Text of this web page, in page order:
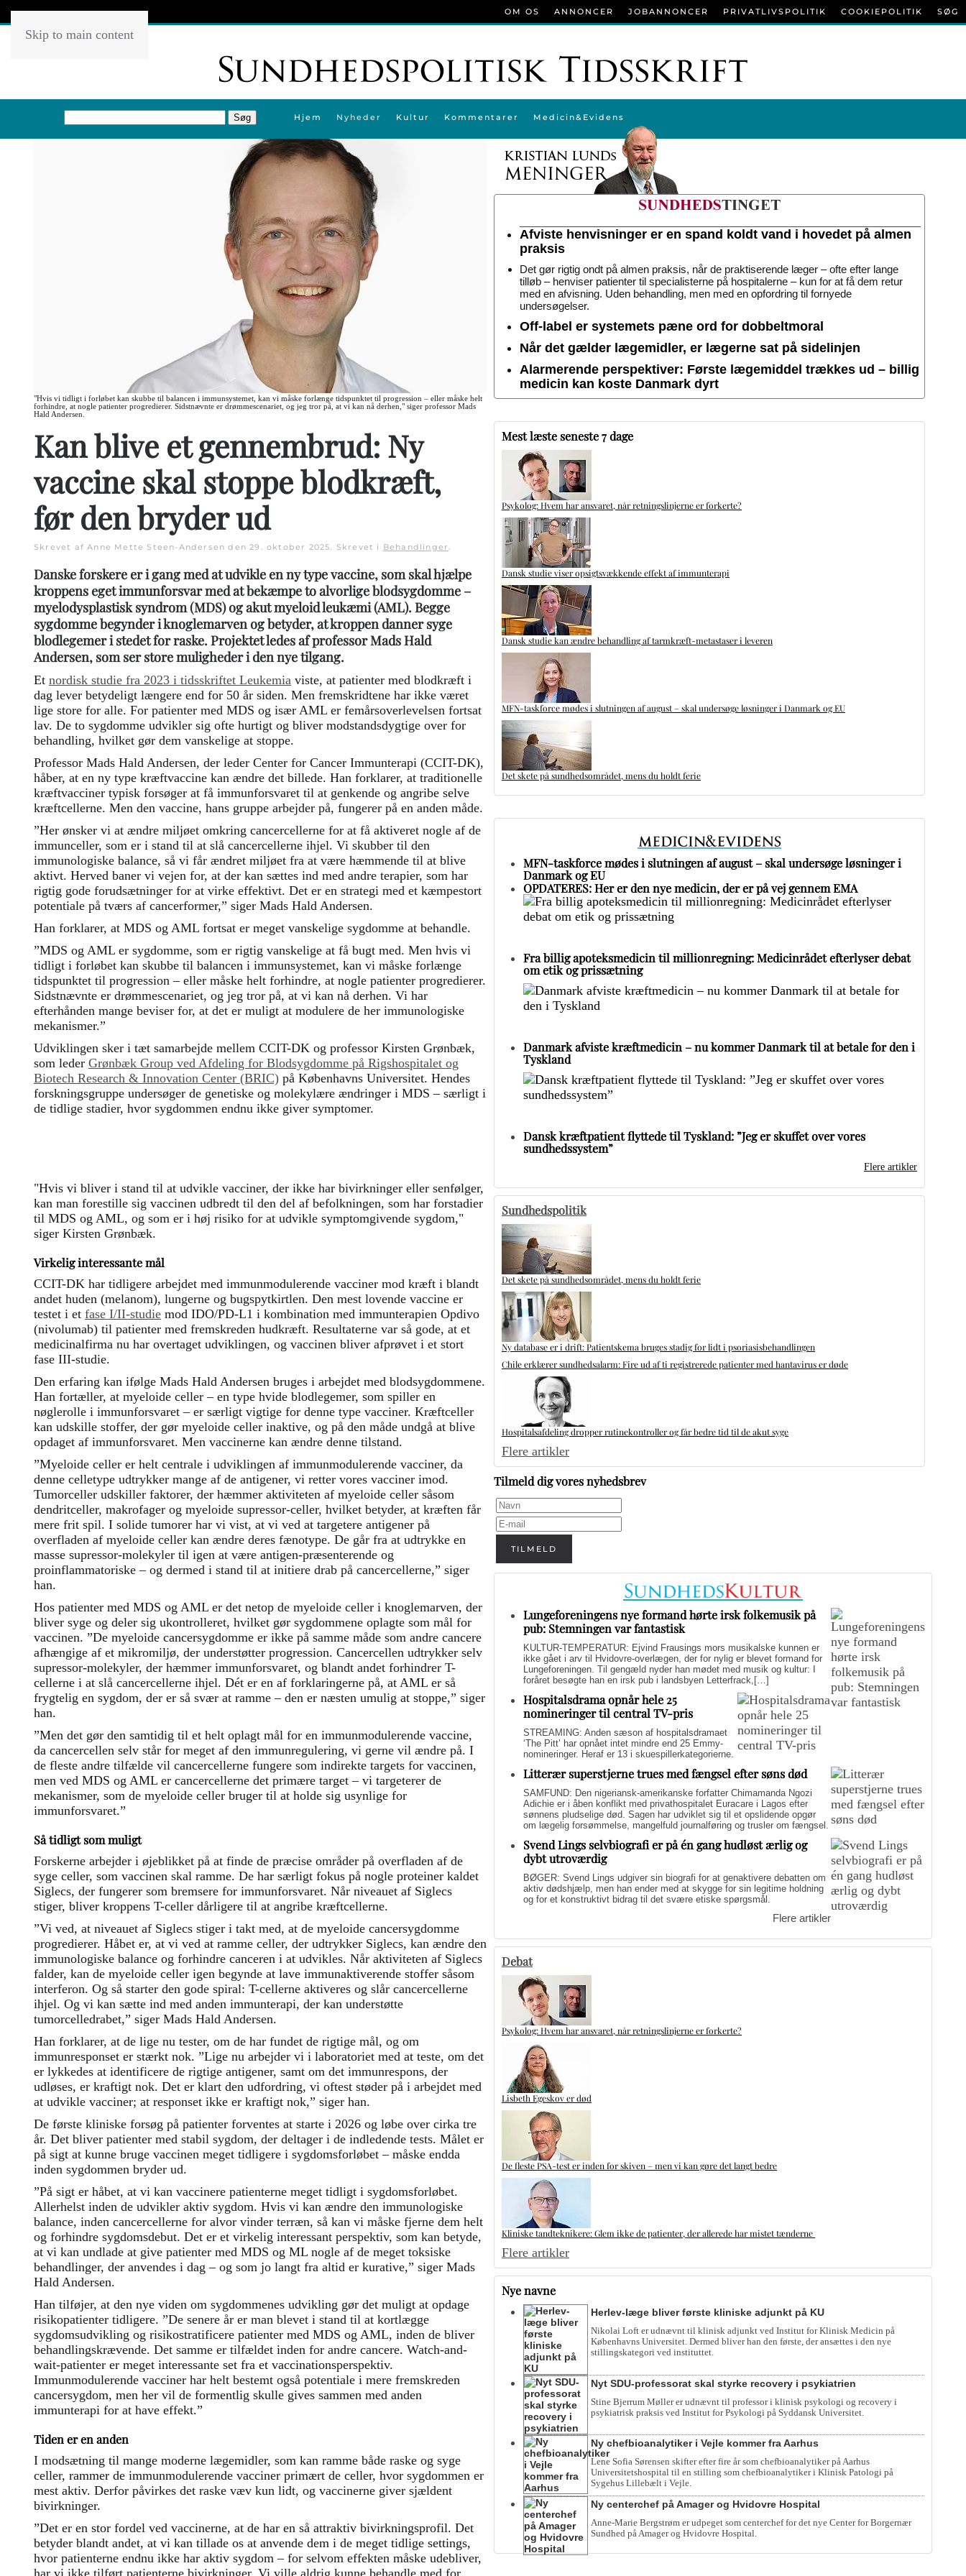
Skip to main content
Hjem Nyheder Kultur Kommentarer Medicin&Evidens
OM OS ANNONCER JOBANNONCER PRIVATLIVSPOLITIK COOKIEPOLITIK SØG
"Hvis vi tidligt i forløbet kan skubbe til balancen i immunsystemet, kan vi måske forlænge tidspunktet til progression – eller måske helt
forhindre, at nogle patienter progredierer. Sidstnævnte er drømmescenariet, og jeg tror på, at vi kan nå derhen," siger professor Mads
Hald Andersen.
Kan blive et gennembrud: Ny
vaccine skal stoppe blodkræft,
før den bryder ud
Skrevet af Anne Mette Steen-Andersen den29. oktober 2025. Skrevet i Behandlinger.
Danske forskere er i gang med at udvikle en ny type vaccine, som skal hjælpe
kroppens eget immunforsvar med at bekæmpe to alvorlige blodsygdomme –
myelodysplastisk syndrom (MDS) og akut myeloid leukæmi (AML). Begge
sygdomme begynder i knoglemarven og betyder, at kroppen danner syge
blodlegemer i stedet for raske. Projektet ledes af professor Mads Hald
Andersen, som ser store muligheder i den nye tilgang.
Et nordisk studie fra 2023 i tidsskriftet Leukemia viste, at patienter med blodkræft i
dag lever betydeligt længere end for 50 år siden. Men fremskridtene har ikke været
lige store for alle. For patienter med MDS og især AML er femårsoverlevelsen fortsat
lav. De to sygdomme udvikler sig ofte hurtigt og bliver modstandsdygtige over for
behandling, hvilket gør dem vanskelige at stoppe.
Professor Mads Hald Andersen, der leder Center for Cancer Immunterapi (CCIT-DK),
håber, at en ny type kræftvaccine kan ændre det billede. Han forklarer, at traditionelle
kræftvacciner typisk forsøger at få immunforsvaret til at genkende og angribe selve
kræftcellerne. Men den vaccine, hans gruppe arbejder på, fungerer på en anden måde.
”Her ønsker vi at ændre miljøet omkring cancercellerne for at få aktiveret nogle af de
immunceller, som er i stand til at slå cancercellerne ihjel. Vi skubber til den
immunologiske balance, så vi får ændret miljøet fra at være hæmmende til at blive
aktivt. Herved baner vi vejen for, at der kan sættes ind med andre terapier, som har
rigtig gode forudsætninger for at virke effektivt. Det er en strategi med et kæmpestort
potentiale på tværs af cancerformer,” siger Mads Hald Andersen.
Han forklarer, at MDS og AML fortsat er meget vanskelige sygdomme at behandle.
”MDS og AML er sygdomme, som er rigtig vanskelige at få bugt med. Men hvis vi
tidligt i forløbet kan skubbe til balancen i immunsystemet, kan vi måske forlænge
tidspunktet til progression – eller måske helt forhindre, at nogle patienter progredierer.
Sidstnævnte er drømmescenariet, og jeg tror på, at vi kan nå derhen. Vi har
efterhånden mange beviser for, at det er muligt at modulere de her immunologiske
mekanismer.”
Udviklingen sker i tæt samarbejde mellem CCIT-DK og professor Kirsten Grønbæk,
som leder Grønbæk Group ved Afdeling for Blodsygdomme på Rigshospitalet og
Biotech Research & Innovation Center (BRIC) på Københavns Universitet. Hendes
forskningsgruppe undersøger de genetiske og molekylære ændringer i MDS – særligt i
de tidlige stadier, hvor sygdommen endnu ikke giver symptomer.
"Hvis vi bliver i stand til at udvikle vacciner, der ikke har bivirkninger eller senfølger,
kan man forestille sig vaccinen udbredt til den del af befolkningen, som har forstadier
til MDS og AML, og som er i høj risiko for at udvikle symptomgivende sygdom,"
siger Kirsten Grønbæk.
Virkelig interessante mål
CCIT-DK har tidligere arbejdet med immunmodulerende vacciner mod kræft i blandt
andet huden (melanom), lungerne og bugspytkirtlen. Den mest lovende vaccine er
testet i et fase I/II-studie mod IDO/PD-L1 i kombination med immunterapien Opdivo
(nivolumab) til patienter med fremskreden hudkræft. Resultaterne var så gode, at et
medicinalfirma nu har overtaget udviklingen, og vaccinen bliver afprøvet i et stort
fase III-studie.
Den erfaring kan ifølge Mads Hald Andersen bruges i arbejdet med blodsygdommene.
Han fortæller, at myeloide celler – en type hvide blodlegemer, som spiller en
nøglerolle i immunforsvaret – er særligt vigtige for denne type vacciner. Kræftceller
kan udskille stoffer, der gør myeloide celler inaktive, og på den måde undgå at blive
opdaget af immunforsvaret. Men vaccinerne kan ændre denne tilstand.
”Myeloide celler er helt centrale i udviklingen af immunmodulerende vacciner, da
denne celletype udtrykker mange af de antigener, vi retter vores vacciner imod.
Tumorceller udskiller faktorer, der hæmmer aktiviteten af myeloide celler såsom
dendritceller, makrofager og myeloide supressor-celler, hvilket betyder, at kræften får
mere frit spil. I solide tumorer har vi vist, at vi ved at targetere antigener på
overfladen af myeloide celler kan ændre deres fænotype. De går fra at udtrykke en
masse supressor-molekyler til igen at være antigen-præsenterende og
proinflammatoriske – og dermed i stand til at initiere drab på cancercellerne,” siger
han.
Hos patienter med MDS og AML er det netop de myeloide celler i knoglemarven, der
bliver syge og deler sig ukontrolleret, hvilket gør sygdommene oplagte som mål for
vaccinen. ”De myeloide cancersygdomme er ikke på samme måde som andre cancere
afhængige af et mikromiljø, der understøtter progression. Cancercellen udtrykker selv
supressor-molekyler, der hæmmer immunforsvaret, og blandt andet forhindrer T-
cellerne i at slå cancercellerne ihjel. Dét er en af forklaringerne på, at AML er så
frygtelig en sygdom, der er så svær at ramme – den er næsten umulig at stoppe,” siger
han.
”Men det gør den samtidig til et helt oplagt mål for en immunmodulerende vaccine,
da cancercellen selv står for meget af den immunregulering, vi gerne vil ændre på. I
de fleste andre tilfælde vil cancercellerne fungere som indirekte targets for vaccinen,
men ved MDS og AML er cancercellerne det primære target – vi targeterer de
mekanismer, som de myeloide celler bruger til at holde sig usynlige for
immunforsvaret.”
Så tidligt som muligt
Forskerne arbejder i øjeblikket på at finde de præcise områder på overfladen af de
syge celler, som vaccinen skal ramme. De har særligt fokus på nogle proteiner kaldet
Siglecs, der fungerer som bremsere for immunforsvaret. Når niveauet af Siglecs
stiger, bliver kroppens T-celler dårligere til at angribe kræftcellerne.
”Vi ved, at niveauet af Siglecs stiger i takt med, at de myeloide cancersygdomme
progredierer. Håbet er, at vi ved at ramme celler, der udtrykker Siglecs, kan ændre den
immunologiske balance og forhindre canceren i at udvikles. Når aktiviteten af Siglecs
falder, kan de myeloide celler igen begynde at lave immunaktiverende stoffer såsom
interferon. Og så starter den gode spiral: T-cellerne aktiveres og slår cancercellerne
ihjel. Og vi kan sætte ind med anden immunterapi, der kan understøtte
tumorcelledrabet,” siger Mads Hald Andersen.
Han forklarer, at de lige nu tester, om de har fundet de rigtige mål, og om
immunresponset er stærkt nok. ”Lige nu arbejder vi i laboratoriet med at teste, om det
er lykkedes at identificere de rigtige antigener, samt om det immunrespons, der
udløses, er kraftigt nok. Det er klart den udfordring, vi oftest støder på i arbejdet med
at udvikle vacciner; at responset ikke er kraftigt nok,” siger han.
De første kliniske forsøg på patienter forventes at starte i 2026 og løbe over cirka tre
år. Det bliver patienter med stabil sygdom, der deltager i de indledende tests. Målet er
på sigt at kunne bruge vaccinen meget tidligere i sygdomsforløbet – måske endda
inden sygdommen bryder ud.
”På sigt er håbet, at vi kan vaccinere patienterne meget tidligt i sygdomsforløbet.
Allerhelst inden de udvikler aktiv sygdom. Hvis vi kan ændre den immunologiske
balance, inden cancercellerne for alvor vinder terræn, så kan vi måske fjerne dem helt
og forhindre sygdomsdebut. Det er et virkelig interessant perspektiv, som kan betyde,
at vi kan undlade at give patienter med MDS og ML nogle af de meget toksiske
behandlinger, der anvendes i dag – og som jo langt fra altid er kurative,” siger Mads
Hald Andersen.
Han tilføjer, at den nye viden om sygdommenes udvikling gør det muligt at opdage
risikopatienter tidligere. ”De senere år er man blevet i stand til at kortlægge
sygdomsudvikling og risikostratificere patienter med MDS og AML, inden de bliver
behandlingskrævende. Det samme er tilfældet inden for andre cancere. Watch-and-
wait-patienter er meget interessante set fra et vaccinationsperspektiv.
Immunmodulerende vacciner har helt bestemt også potentiale i mere fremskreden
cancersygdom, men her vil de formentlig skulle gives sammen med anden
immunterapi for at have effekt.”
Tiden er en anden
I modsætning til mange moderne lægemidler, som kan ramme både raske og syge
celler, rammer de immunmodulerende vacciner primært de celler, hvor sygdommen er
mest aktiv. Derfor påvirkes det raske væv kun lidt, og vaccinerne giver sjældent
bivirkninger.
”Det er en stor fordel ved vaccinerne, at de har en så attraktiv bivirkningsprofil. Det
betyder blandt andet, at vi kan tillade os at anvende dem i de meget tidlige settings,
hvor patienterne endnu ikke har aktiv sygdom – for selvom effekten måske udebliver,
Afviste henvisninger er en spand koldt vand i hovedet på almen
praksis
Det gør rigtig ondt på almen praksis, når de praktiserende læger – ofte efter lange
tilløb – henviser patienter til specialisterne på hospitalerne – kun for at få dem retur
med en afvisning. Uden behandling, men med en opfordring til fornyede
undersøgelser.
Off-label er systemets pæne ord for dobbeltmoral
Når det gælder lægemidler, er lægerne sat på sidelinjen
Alarmerende perspektiver: Første lægemiddel trækkes ud – billig
medicin kan koste Danmark dyrt
Mest læste seneste 7 dage
Psykolog: Hvem har ansvaret, når retningslinjerne er forkerte?
Dansk studie viser opsigtsvækkende effekt af immunterapi
Dansk studie kan ændre behandling af tarmkræft-metastaser i leveren
MFN-taskforce mødes i slutningen af august – skal undersøge løsninger i Danmark og EU
Det skete på sundhedsområdet, mens du holdt ferie
MFN-taskforce mødes i slutningen af august – skal undersøge løsninger i
Danmark og EU
OPDATERES: Her er den nye medicin, der er på vej gennem EMA
Fra billig apoteksmedicin til millionregning: Medicinrådet efterlyser debat
om etik og prissætning
Danmark afviste kræftmedicin – nu kommer Danmark til at betale for den i
Tyskland
Dansk kræftpatient flyttede til Tyskland: ”Jeg er skuffet over vores
sundhedssystem”
Flere artikler
Sundhedspolitik
Det skete på sundhedsområdet, mens du holdt ferie
Ny database er i drift: Patientskema bruges stadig for lidt i psoriasisbehandlingen
Chile erklærer sundhedsalarm: Fire ud af ti registrerede patienter med hantavirus er døde
Hospitalsafdeling dropper rutinekontroller og får bedre tid til de akut syge
Flere artikler
Tilmeld dig vores nyhedsbrev
TILMELD
Lungeforeningens nye formand hørte irsk folkemusik på
pub: Stemningen var fantastisk
KULTUR-TEMPERATUR: Ejvind Frausings mors musikalske kunnen er
ikke gået i arv til Hvidovre-overlægen, der for nylig er blevet formand for
Lungeforeningen. Til gengæld nyder han mødet med musik og kultur: I
foråret besøgte han en irsk pub i landsbyen Letterfrack,[…]
Hospitalsdrama opnår hele 25
nomineringer til central TV-pris
STREAMING: Anden sæson af hospitalsdramaet
‘The Pitt’ har opnået intet mindre end 25 Emmy-
nomineringer. Heraf er 13 i skuespillerkategorierne.
Litterær superstjerne trues med fængsel efter søns død
SAMFUND: Den nigeriansk-amerikanske forfatter Chimamanda Ngozi
Adichie er i åben konflikt med privathospitalet Euracare i Lagos efter
sønnens pludselige død. Sagen har udviklet sig til et opslidende opgør
om lægelig forsømmelse, mangelfuld journalføring og trusler om fængsel.
Svend Lings selvbiografi er på én gang hudløst ærlig og
dybt utroværdig
BØGER: Svend Lings udgiver sin biografi for at genaktivere debatten om
aktiv dødshjælp, men han ender med at skygge for sin legitime holdning
og for et konstruktivt bidrag til det svære etiske spørgsmål.
Flere artikler
Debat
Psykolog: Hvem har ansvaret, når retningslinjerne er forkerte?
Lisbeth Egeskov er død
De fleste PSA-test er inden for skiven – men vi kan gøre det langt bedre
Kliniske tandteknikere: Glem ikke de patienter, der allerede har mistet tænderne
Flere artikler
Nye navne
Herlev-læge bliver første kliniske adjunkt på KU
Nikolai Loft er udnævnt til klinisk adjunkt ved Institut for Klinisk Medicin på
Københavns Universitet. Dermed bliver han den første, der ansættes i den nye
stillingskategori ved instituttet.
Nyt SDU-professorat skal styrke recovery i psykiatrien
Stine Bjerrum Møller er udnævnt til professor i klinisk psykologi og recovery i
psykiatrisk praksis ved Institut for Psykologi på Syddansk Universitet.
Ny chefbioanalytiker i Vejle kommer fra Aarhus
Lene Sofia Sørensen skifter efter fire år som chefbioanalytiker på Aarhus
Universitetshospital til en stilling som chefbioanalytiker i Klinisk Patologi på
Sygehus Lillebælt i Vejle.
Ny centerchef på Amager og Hvidovre Hospital
Anne-Marie Bergstrøm er udpeget som centerchef for det nye Center for Borgernær
Sundhed på Amager og Hvidovre Hospital.